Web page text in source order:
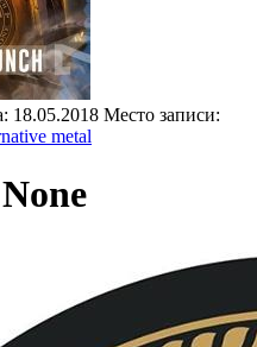
18.05.2018 Место записи:
metal